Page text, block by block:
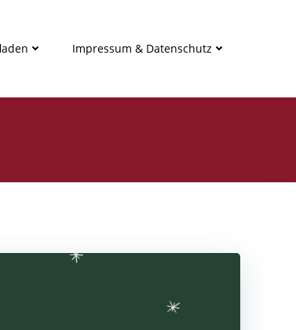
Impressum & Datenschutz